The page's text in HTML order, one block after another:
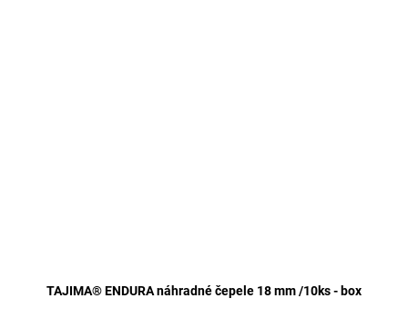
TAJIMA® ENDURA náhradné čepele 18 mm /10ks - box